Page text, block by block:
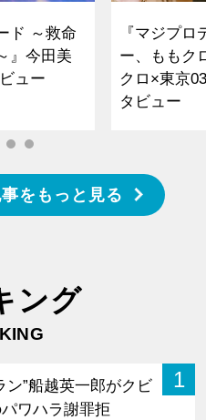
ド ～救命
』今田美
ビュー
『マジプロ
ー、ももク
クロ×東京
タビュー
をもっと見る
ング
1
ン”船越英一郎がクビ
ワハラ謝罪拒